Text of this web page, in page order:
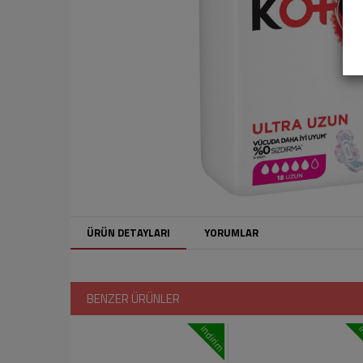
ÜRÜN DETAYLARI YORUMLAR
BENZER ÜRÜNLER
indirim